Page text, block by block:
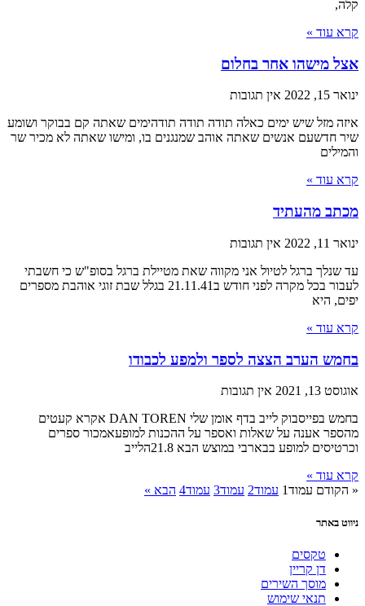
קלה,
קרא עוד »
אצל מישהו אחר בחלום
ינואר 15, 2022
אין תגובות
איזה מזל שיש ימים כאלה תודה תודה תודהימים שאתה קם בבוקר ושומע
שיר חדשעם אנשים שאתה אוהב שמנגנים בו, ומישו שאתה לא מכיר שר
והמילים
קרא עוד »
מכתב מהעתיד
ינואר 11, 2022
אין תגובות
עד שנלך ברגל לטיול אני מקווה שאת מטיילת ברגל בסופ"ש כי חשבתי
לעבור בכל מקרה לפני חודש ב21.11.41 בגלל שבת זוגי אוהבת מספרים
יפים, היא
קרא עוד »
בחמש הערב הצצה לספר ולמפע לכבודו
אוגוסט 13, 2021
אין תגובות
בחמש בפייסבוק לייב בדף אומן שלי DAN TOREN אקרא קעטים
מהספר אענה על שאלות ואספר על ההכנות למופעאמכור ספרים
וכרטיסים למופע בבארבי במוצש הבא 21.8הלייב
קרא עוד »
« הקודם עמוד1 עמוד2 עמוד3 עמוד4 הבא »
ניווט באתר
טקסים
דן קריין
מוסך השירים
תנאי שימוש